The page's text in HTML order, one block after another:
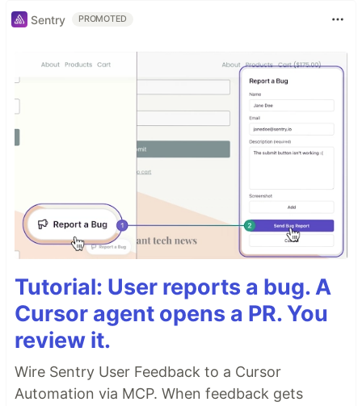
Sentry PROMOTED
Tutorial: User reports a bug. A
Cursor agent opens a PR. You
review it.
Wire Sentry User Feedback to a Cursor
Automation via MCP. When feedback gets